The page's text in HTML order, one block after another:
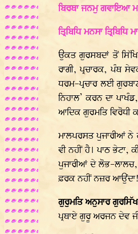
ਬਿਰਥਾ ਜਨਮੁ ਗਵਾਇਆ
ਤ੍ਰਿਬਿਧਿ ਮਨਸਾ
ਉਕਤ ਗੁਰਸਬਦਾਂ ਤੋਂ
ਰਾਗੀ, ਪ੍ਰਚਾਰਕ, ਪੰਥ
ਧਰਮ-ਪ੍ਰਚਾਰ ਲਈ
ਨਿਹਾਲ’ ਕਰਨ ਦਾ
ਆਦਿਕ ਗੁਰਮਤਿ ਵਿਰੋਧੀ
ਮਾਲਪਰਸਤ ਪੁਜਾਰੀਆਂ
ਵੀ ਨਹੀਂ ਹੈ। ਪਾਠ ਭੇਟਾ,
ਪੁਜਾਰੀਆਂ ਦੇ ਲੋਭ-
ਫ਼ਰਕ ਨਹੀਂ ਨਜ਼ਰ ਆਉਂਦਾ!
ਗੁਰੁਮਤਿ ਅਨੁਸਾਰ
ਪ੍ਰਥਾਏ ਗੁਰੂ ਅਰਜਨ ਦੇਵ